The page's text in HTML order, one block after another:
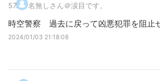
57. 名無しさん＠涙目です。
時空警察 過去に戻って凶悪犯罪を阻止
2024/01/03 21:18:08